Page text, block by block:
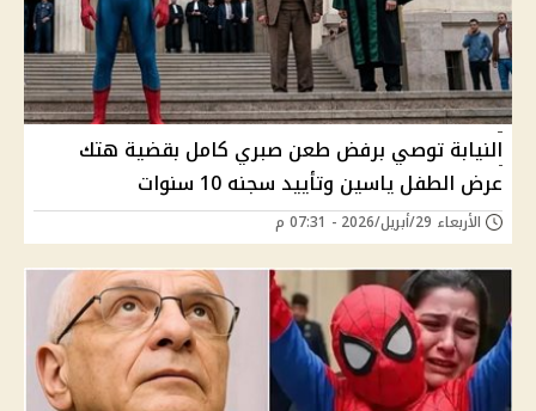
النيابة توصي برفض طعن صبري كامل بقضية هتك
عرض الطفل ياسين وتأييد سجنه 10 سنوات
الأربعاء 29/أبريل/2026 - 07:31 م